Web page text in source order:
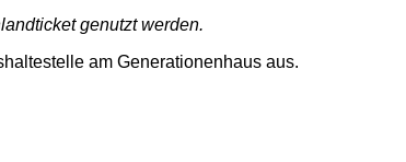
genutzt werden.
am Generationenhaus aus.